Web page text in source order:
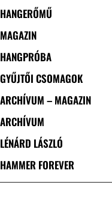
HANGERŐMŰ
MAGAZIN
HANGPRÓBA
GYŰJTŐI CSOMAGOK
ARCHÍVUM – MAGAZIN
ARCHÍVUM
LÉNÁRD LÁSZLÓ
HAMMER FOREVER